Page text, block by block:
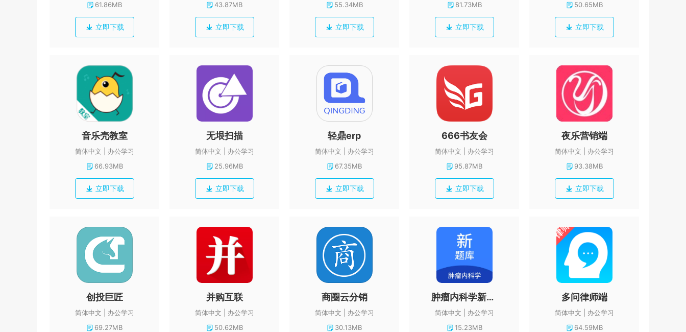
61.86MB
立即下载
43.87MB
立即下载
55.34MB
立即下载
81.73MB
立即下载
50.65MB
立即下载
音乐壳教室
简体中文
办公学习
66.93MB
立即下载
无垠扫描
简体中文
办公学习
25.96MB
立即下载
轻鼎erp
简体中文
办公学习
67.35MB
立即下载
666书友会
简体中文
办公学习
95.87MB
立即下载
夜乐营销端
简体中文
办公学习
93.38MB
立即下载
创投巨匠
简体中文
办公学习
69.27MB
并购互联
简体中文
办公学习
50.62MB
商圈云分销
简体中文
办公学习
30.13MB
肿瘤内科学新题库
简体中文
办公学习
15.23MB
多问律师端
简体中文
办公学习
64.59MB